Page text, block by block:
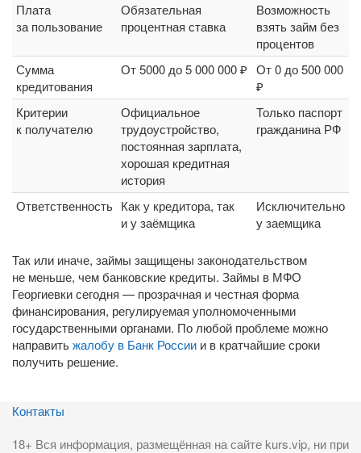
Плата
за пользование
Обязательная
процентная ставка
Возможность
взять займ без
процентов
Сумма
кредитования
От 5000 до 5 000 000 ₽ От 0 до 500 000
₽
Критерии
к получателю
Официальное
трудоустройство,
постоянная зарплата,
хорошая кредитная
история
Только паспорт
гражданина РФ
Ответственность Как у кредитора, так
и у заёмщика
Исключительно
у заемщика
Так или иначе, займы защищены законодательством
не меньше, чем банковские кредиты. Займы в МФО
Георгиевки сегодня — прозрачная и честная форма
финансирования, регулируемая уполномоченными
государственными органами. По любой проблеме можно
направитьжалобу в Банк России и в кратчайшие сроки
получить решение.
Контакты
18+ Вся информация, размещённая на сайте kurs.vip, ни при